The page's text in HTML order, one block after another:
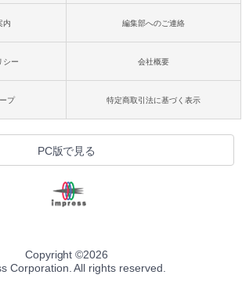
内 編集部へのご連絡
シー 会社概要
プ 特定商取引法に基づく表示
PC版で見る
Copyright ©2026
Corporation. All rights reserved.